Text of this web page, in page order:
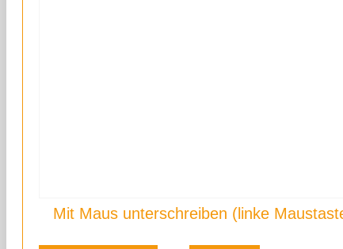
Mit Maus unterschreiben (linke